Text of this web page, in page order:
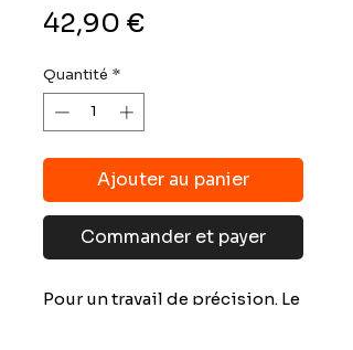
42,90 €Prix
Quantité *
Ajouter au panier
Commander et payer
Pour un travail de précision. Le